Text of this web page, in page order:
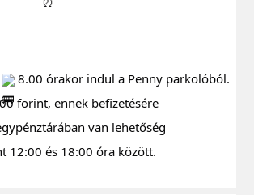
8.00 órakor indul a Penny parkolóból.
forint, ennek befizetésére
van lehetőség
12:00 és 18:00 óra között.